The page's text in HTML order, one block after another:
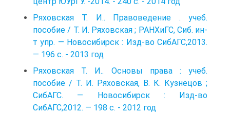
Ряховская Т. И.. Правоведение . учеб.
пособие / Т. И. Ряховская ; РАНХиГС, Сиб. ин-
т упр. — Новосибирск : Изд-во СибАГС,2013.
— 196 с. - 2013 год
Ряховская Т. И.. Основы права : учеб.
пособие / Т. И. Ряховская, В. К. Кузнецов ;
СибАГС. — Новосибирск : Изд-во
СибАГС,2012. — 198 с. - 2012 год